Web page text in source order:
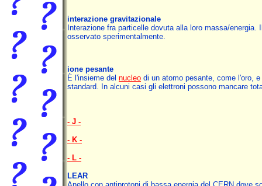
interazione gravitazionale
Interazione fra particelle dovuta alla loro massa/
osservato sperimentalmente.
ione pesante
È l'insieme del nucleo di un atomo pesante, come l'oro,
standard. In alcuni casi gli elettroni possono mancare
- J -
- K -
- L -
LEAR